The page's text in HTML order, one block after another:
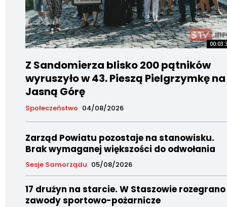
Z Sandomierza blisko 200 pątników
wyruszyło w 43. Pieszą Pielgrzymkę na
Jasną Górę
Społeczeństwo 04/08/2026
Zarząd Powiatu pozostaje na stanowisku.
Brak wymaganej większości do odwołania
Sesje Samorządu 05/08/2026
17 drużyn na starcie. W Staszowie rozegrano
zawody sportowo-pożarnicze